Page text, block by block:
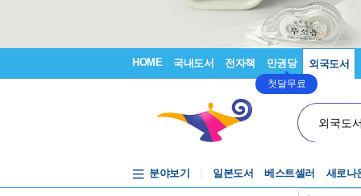
HOME 국내도서 전자책 만권당
첫달무료
외국도서
외국도
분야보기 일본도서 베스트셀러 새로나